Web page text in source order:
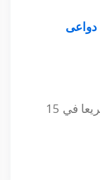
دواعى
كيف اتخلص من الكرش بسرعة سريعا في 15